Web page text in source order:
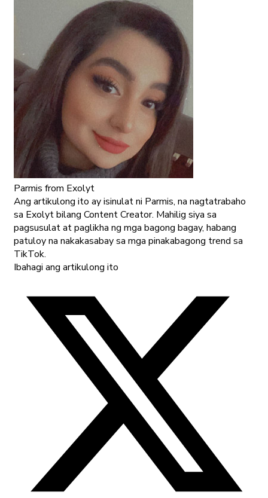
Parmis from Exolyt
Ang artikulong ito ay isinulat ni Parmis, na nagtatrabaho
sa Exolyt bilang Content Creator. Mahilig siya sa
pagsusulat at paglikha ng mga bagong bagay, habang
patuloy na nakakasabay sa mga pinakabagong trend sa
TikTok.
Ibahagi ang artikulong ito